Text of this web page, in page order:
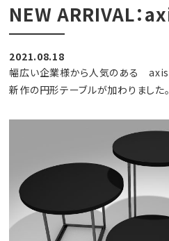
NEW ARRIVAL：
2021.08.18
幅広い企業様から人気のある axis(
新作の円形テーブルが加わりました。